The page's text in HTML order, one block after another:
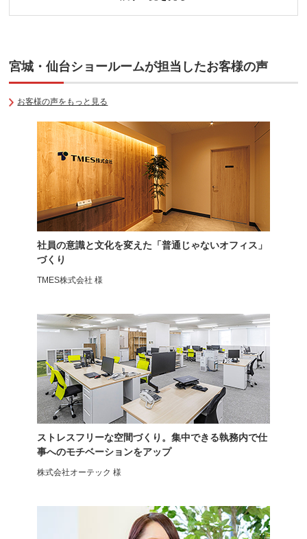
ランバーサポート
前後調節肘掛け
オフィスチェア
肘付き 可動肘
オフィスチェア
メッシュチェア
ランバーサポート
オフィスチェア
モールドウレタン
宮城・仙台ショールームが担当したお客様の声
お客様の声をもっと見る
社員の意識と文化を変えた「普通じゃないオフィス」
づくり
TMES株式会社 様
ストレスフリーな空間づくり。集中できる執務内で仕
事へのモチベーションをアップ
株式会社オーテック 様